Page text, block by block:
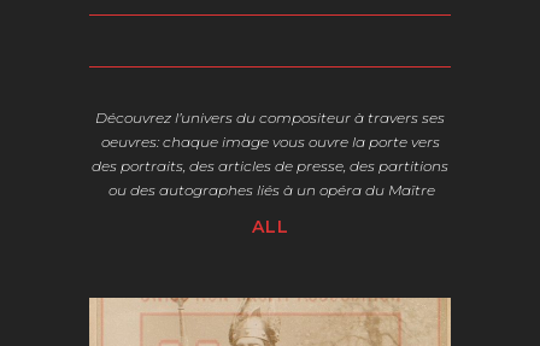
Découvrez l’univers du compositeur à travers ses
oeuvres: chaque image vous ouvre la porte vers
des portraits, des articles de presse, des partitions
ou des autographes liés à un opéra du Maître
ALL